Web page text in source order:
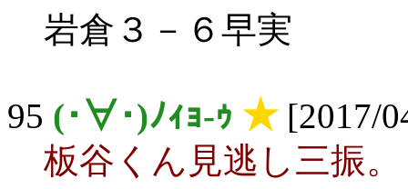
岩倉３－６早実
95 (･∀･)ﾉｨｮ-ｩ ★[2017/
板谷くん見逃し三振。